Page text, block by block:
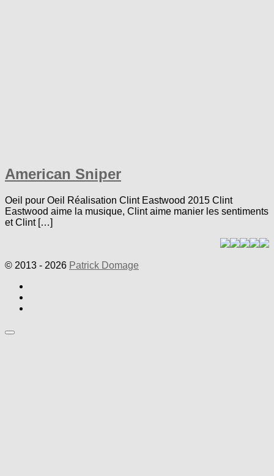
American Sniper
Oeil pour Oeil Réalisation Clint Eastwood 2015 Clint
Eastwood aime la musique, Clint aime manier les sentiments
et Clint […]
© 2013 - 2026 Patrick Domage